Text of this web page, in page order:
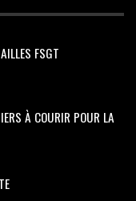
FSGT
À COURIR POUR LA